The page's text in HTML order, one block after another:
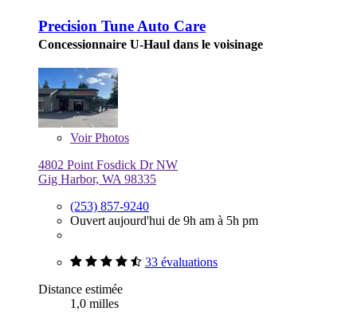
Precision Tune Auto Care
Concessionnaire U-Haul dans le voisinage
VoirPhotos
4802 Point Fosdick Dr NW
Gig Harbor, WA 98335
(253) 857-9240
Ouvert aujourd'hui de 9h am à 5h pm
33 évaluations
Distance estimée
1,0 milles